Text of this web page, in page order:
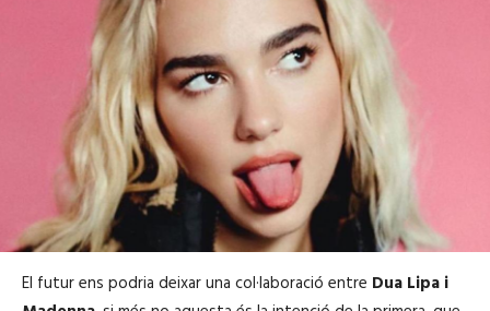
El futur ens podria deixar una col·laboració entre Dua Lipa i